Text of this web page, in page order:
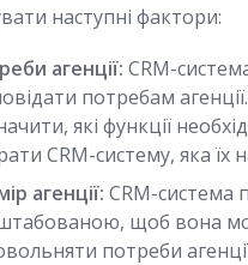
наступні фактори:
агенції: CRM-
потребам
які функції
CRM-систему, яка їх
агенції: CRM-система
щоб вона
потреби агенції